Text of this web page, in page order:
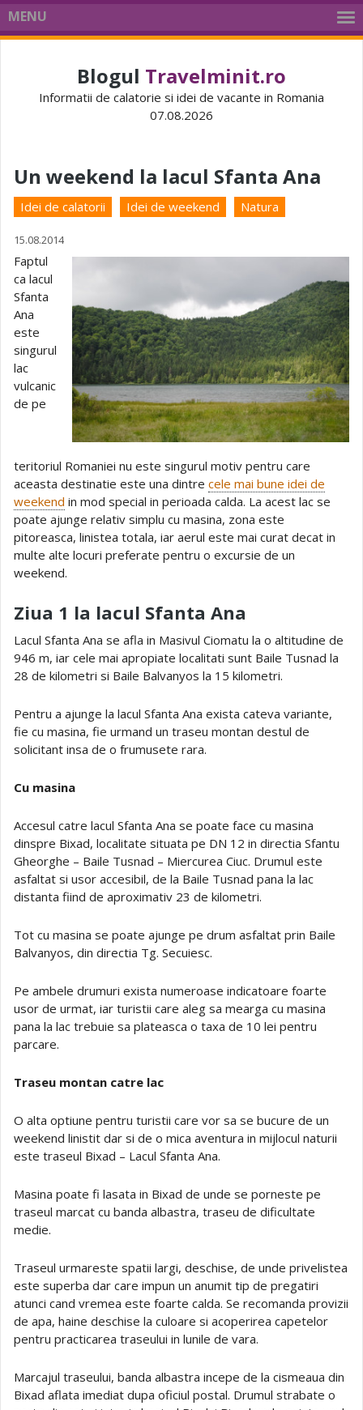
MENU
Blogul Travelminit.ro
Informatii de calatorie si idei de vacante in Romania
07.08.2026
Un weekend la lacul Sfanta Ana
Idei de calatorii Idei de weekend Natura
15.08.2014
Faptul
ca lacul
Sfanta
Ana
este
singurul
lac
vulcanic
de pe
teritoriul Romaniei nu este singurul motiv pentru care
aceasta destinatie este una dintre cele mai bune idei de
weekend in mod special in perioada calda. La acest lac se
poate ajunge relativ simplu cu masina, zona este
pitoreasca, linistea totala, iar aerul este mai curat decat in
multe alte locuri preferate pentru o excursie de un
weekend.
Ziua 1 la lacul Sfanta Ana
Lacul Sfanta Ana se afla in Masivul Ciomatu la o altitudine de
946 m, iar cele mai apropiate localitati sunt Baile Tusnad la
28 de kilometri si Baile Balvanyos la 15 kilometri.
Pentru a ajunge la lacul Sfanta Ana exista cateva variante,
fie cu masina, fie urmand un traseu montan destul de
solicitant insa de o frumusete rara.
Cu masina
Accesul catre lacul Sfanta Ana se poate face cu masina
dinspre Bixad, localitate situata pe DN 12 in directia Sfantu
Gheorghe – Baile Tusnad – Miercurea Ciuc. Drumul este
asfaltat si usor accesibil, de la Baile Tusnad pana la lac
distanta fiind de aproximativ 23 de kilometri.
Tot cu masina se poate ajunge pe drum asfaltat prin Baile
Balvanyos, din directia Tg. Secuiesc.
Pe ambele drumuri exista numeroase indicatoare foarte
usor de urmat, iar turistii care aleg sa mearga cu masina
pana la lac trebuie sa plateasca o taxa de 10 lei pentru
parcare.
Traseu montan catre lac
O alta optiune pentru turistii care vor sa se bucure de un
weekend linistit dar si de o mica aventura in mijlocul naturii
este traseul Bixad – Lacul Sfanta Ana.
Masina poate fi lasata in Bixad de unde se porneste pe
traseul marcat cu banda albastra, traseu de dificultate
medie.
Traseul urmareste spatii largi, deschise, de unde privelistea
este superba dar care impun un anumit tip de pregatiri
atunci cand vremea este foarte calda. Se recomanda provizii
de apa, haine deschise la culoare si acoperirea capetelor
pentru practicarea traseului in lunile de vara.
Marcajul traseului, banda albastra incepe de la cismeaua din
Bixad aflata imediat dupa oficiul postal. Drumul strabate o